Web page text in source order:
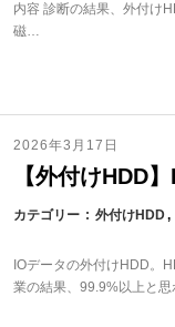
内容 診断の結果、外付け
磁…
2026年3月17日
【外付けHDD
カテゴリー 外付けHDD
IOデータの外付けHDD。
業の結果、99.9%以上と